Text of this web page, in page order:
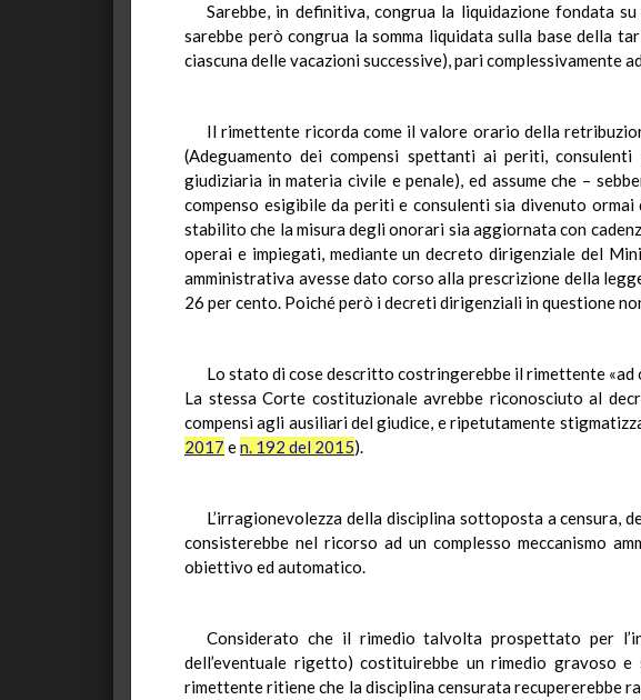
Sarebbe, in definitiva, congrua la liquidazione fondata
sarebbe però congrua la somma liquidata sulla base della
ciascuna delle vacazioni successive), pari complessivamente
Il rimettente ricorda come il valore orario della
(Adeguamento dei compensi spettanti ai periti,
giudiziaria in materia civile e penale), ed assume che –
compenso esigibile da periti e consulenti sia divenuto
stabilito che la misura degli onorari sia aggiornata con
operai e impiegati, mediante un decreto dirigenziale del
amministrativa avesse dato corso alla prescrizione della
26 per cento. Poiché però i decreti dirigenziali in questione
Lo stato di cose descritto costringerebbe il rimettente
La stessa Corte costituzionale avrebbe riconosciuto al
compensi agli ausiliari del giudice, e ripetutamente
2017 en. 192 del 2015).
L’irragionevolezza della disciplina sottoposta a censura,
consisterebbe nel ricorso ad un complesso meccanismo
obiettivo ed automatico.
Considerato che il rimedio talvolta prospettato per
dell’eventuale rigetto) costituirebbe un rimedio gravoso
rimettente ritiene che la disciplina censurata recupererebbe